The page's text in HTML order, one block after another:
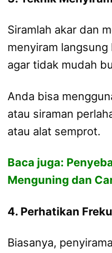
Siramlah akar dan
menyiram
agar tidak mudah
Anda bisa
atau siraman
atau alat semprot.
Baca juga:
Menguning dan
4. Perhatikan
Biasanya,